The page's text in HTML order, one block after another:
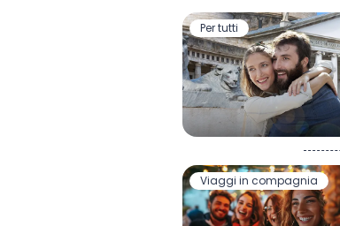
Per tutti
Viaggi in compagnia